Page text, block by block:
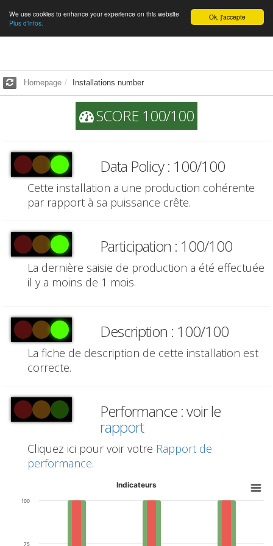
English Ok, j'accepte
We use cookies to enhance your experience on this website
Plus d'infos.
Homepage Installations number
SCORE 100/100
Data Policy : 100/100
Cette installation a une production cohérente
par rapport à sa puissance crête.
Participation : 100/100
La dernière saisie de production a été effectuée
il y a moins de 1 mois.
Description : 100/100
La fiche de description de cette installation est
correcte.
Performance : voir le
rapport
Cliquez ici pour voir votre Rapport de
performance.
Indicateurs
75
100